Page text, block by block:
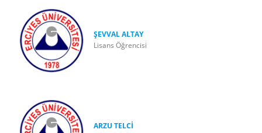
ŞEVVAL ALTAY
Lisans Öğrencisi
ARZU TELCİ